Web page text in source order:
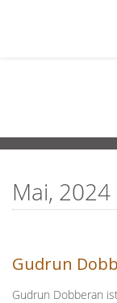
Mai, 2024
Gudrun
Gudrun Dobberan